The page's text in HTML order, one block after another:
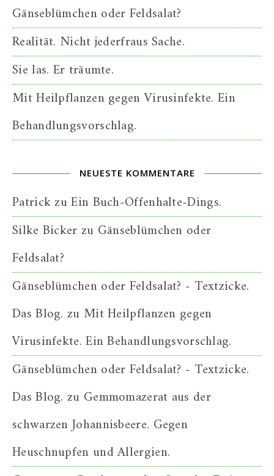
Gänseblümchen oder Feldsalat?
Realität. Nicht jederfraus Sache.
Sie las. Er träumte.
Mit Heilpflanzen gegen Virusinfekte. Ein
Behandlungsvorschlag.
NEUESTE KOMMENTARE
PatrickzuEin Buch-Offenhalte-Dings.
Silke Bickerzu Gänseblümchen oder
Feldsalat?
Gänseblümchen oder Feldsalat? - Textzicke.
Das Blog. zu Mit Heilpflanzen gegen
Virusinfekte. Ein Behandlungsvorschlag.
Gänseblümchen oder Feldsalat? - Textzicke.
Das Blog. zu Gemmomazerat aus der
schwarzen Johannisbeere. Gegen
Heuschnupfen und Allergien.